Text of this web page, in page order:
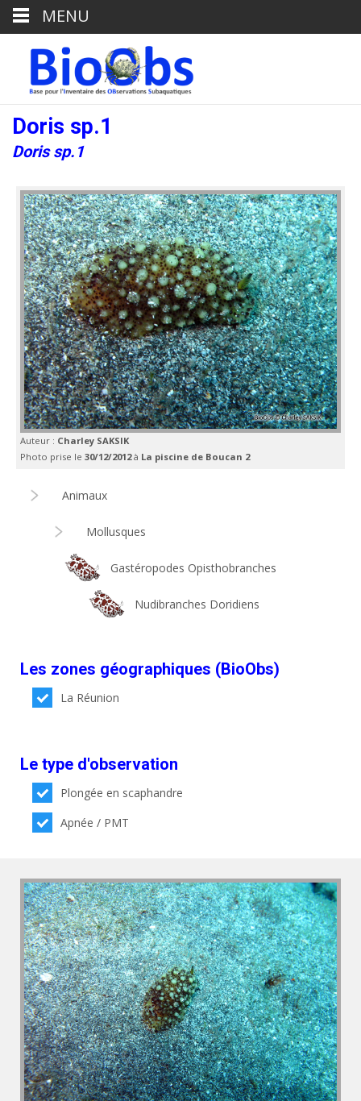
Doris sp.1
Doris sp.1
Auteur : Charley SAKSIK
Photo prise le 30/12/2012à La piscine de Boucan 2
Animaux
Mollusques
Gastéropodes Opisthobranches
Nudibranches Doridiens
Les zones géographiques (BioObs)
La Réunion
Le type d'observation
Plongée en scaphandre
Apnée / PMT
MENU